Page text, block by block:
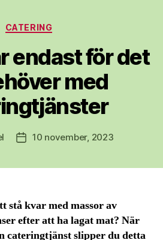
Kategorier
CATERING
endast för det
med
Inläggsdatum
10 november, 2023
stå kvar med massor av
efter att ha lagat mat? När
cateringtjänst slipper du detta